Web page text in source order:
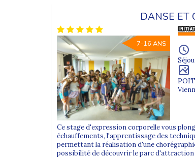
DANSE ET
7-16 ANS
Ce stage d'expression corporelle vous
échauffements, l'apprentissage des
permettant la réalisation d'une
possibilité de découvrir le parc d'attraction